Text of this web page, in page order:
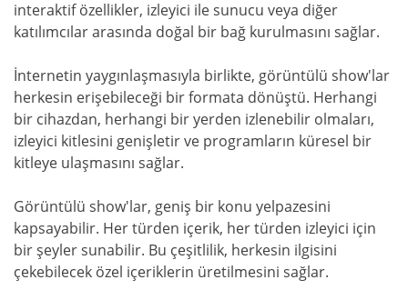
interaktif özellikler, izleyici ile sunucu veya diğer
katılımcılar arasında doğal bir bağ kurulmasını sağlar.
İnternetin yaygınlaşmasıyla birlikte, görüntülü show'lar
herkesin erişebileceği bir formata dönüştü. Herhangi
bir cihazdan, herhangi bir yerden izlenebilir olmaları,
izleyici kitlesini genişletir ve programların küresel bir
kitleye ulaşmasını sağlar.
Görüntülü show'lar, geniş bir konu yelpazesini
kapsayabilir. Her türden içerik, her türden izleyici için
bir şeyler sunabilir. Bu çeşitlilik, herkesin ilgisini
çekebilecek özel içeriklerin üretilmesini sağlar.